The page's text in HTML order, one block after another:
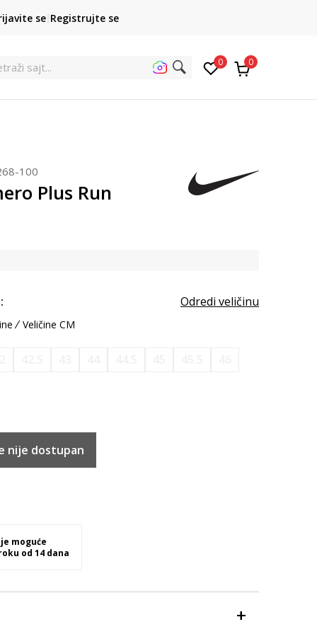
POZOVITE NAS
011 422 1422
se Registrujte se
sajt... 0 0
100
Plus Run
Odredi veličinu
Veličine CM
nije dostupan
moguće
od 14 dana